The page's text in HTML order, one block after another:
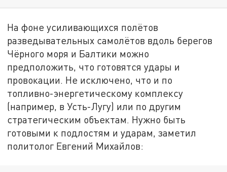
На фоне усиливающихся полётов
разведывательных самолётов вдоль берегов
Чёрного моря и Балтики можно
предположить, что готовятся удары и
провокации. Не исключено, что и по
топливно-энергетическому комплексу
(например, в Усть-Лугу) или по другим
стратегическим объектам. Нужно быть
готовыми к подлостям и ударам, заметил
политолог Евгений Михайлов: